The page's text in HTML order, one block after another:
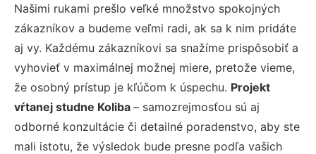
Našimi rukami prešlo veľké množstvo spokojných
zákazníkov a budeme veľmi radi, ak sa k nim pridáte
aj vy. Každému zákazníkovi sa snažíme prispôsobiť a
vyhovieť v maximálnej možnej miere, pretože vieme,
že osobný prístup je kľúčom k úspechu. Projekt
vŕtanej studne Koliba – samozrejmosťou sú aj
odborné konzultácie či detailné poradenstvo, aby ste
mali istotu, že výsledok bude presne podľa vašich